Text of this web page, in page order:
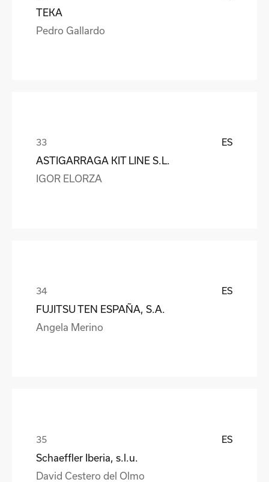
TEKA
Pedro Gallardo
ES
ASTIGARRAGA KIT LINE S.L.
IGOR ELORZA
ES
FUJITSU TEN ESPAÑA, S.A.
Angela Merino
ES
Schaeffler Iberia, s.l.u.
David Cestero del Olmo